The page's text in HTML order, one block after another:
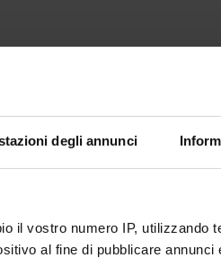
degli annunci
il vostro numero IP, utilizzando
al fine di pubblicare annunci